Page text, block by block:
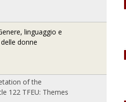
linguaggio e
donne
of the
122 TFEU: Themes